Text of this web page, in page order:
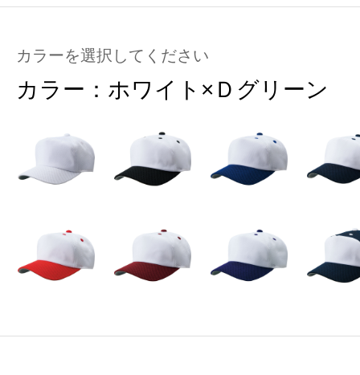
カラーを選択してください
カラー： ホワイト×Ｄグリーン